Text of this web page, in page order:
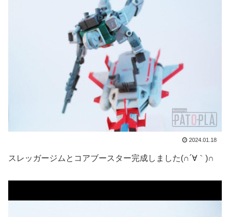
2024.01.18
スレッガージムとコアブースター完成しました(∩´∀｀)∩